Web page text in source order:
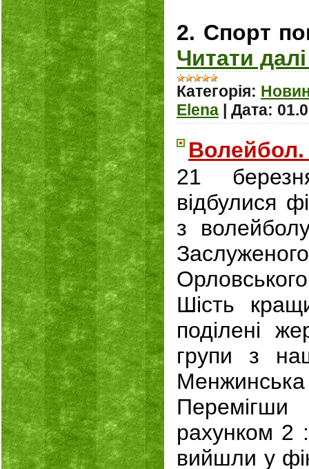
2. Спорт
Читати
Категорія:
Elena | Дата:
21
відбулися
з
Шість
поділені
групи з
рахунком 2 :
вийшли у